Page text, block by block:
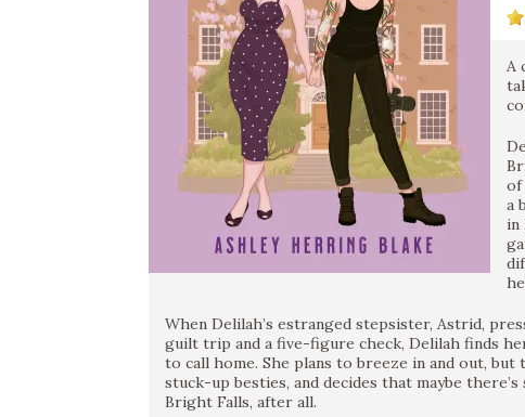
A
of
a
in
When Delilah’s estranged stepsister, Astrid,
guilt trip and a five-figure check, Delilah finds
to call home. She plans to breeze in and out, but
stuck-up besties, and decides that maybe
Bright Falls, after all.